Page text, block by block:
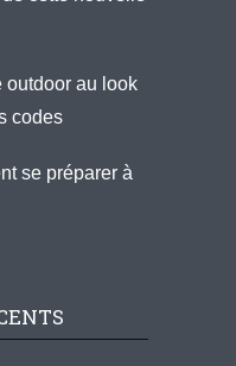
outdoor au look
codes
se préparer à